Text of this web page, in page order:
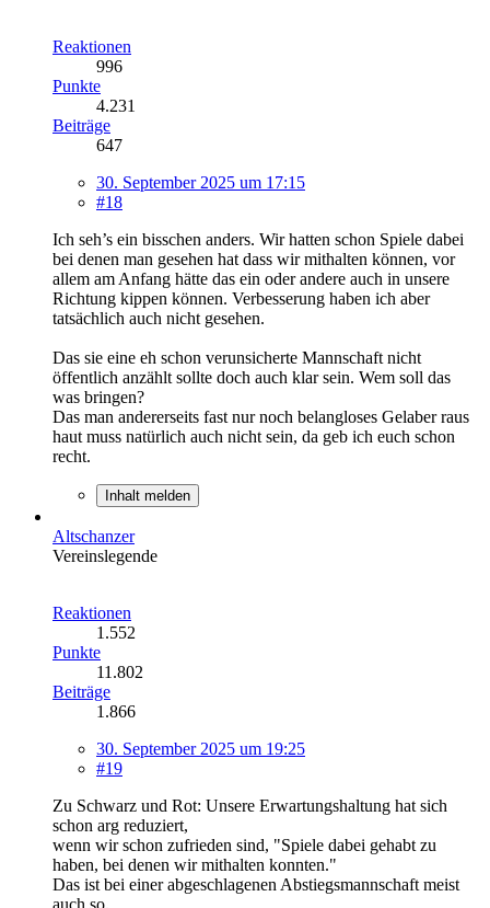
Reaktionen
996
Punkte
4.231
Beiträge
647
30. September 2025 um 17:15
#18
Ich seh’s ein bisschen anders. Wir hatten schon Spiele dabei
bei denen man gesehen hat dass wir mithalten können, vor
allem am Anfang hätte das ein oder andere auch in unsere
Richtung kippen können. Verbesserung haben ich aber
tatsächlich auch nicht gesehen.
Das sie eine eh schon verunsicherte Mannschaft nicht
öffentlich anzählt sollte doch auch klar sein. Wem soll das
was bringen?
Das man andererseits fast nur noch belangloses Gelaber raus
haut muss natürlich auch nicht sein, da geb ich euch schon
recht.
Inhalt melden
Altschanzer
Vereinslegende
Reaktionen
1.552
Punkte
11.802
Beiträge
1.866
30. September 2025 um 19:25
#19
Zu Schwarz und Rot: Unsere Erwartungshaltung hat sich
schon arg reduziert,
wenn wir schon zufrieden sind, "Spiele dabei gehabt zu
haben, bei denen wir mithalten konnten."
Das ist bei einer abgeschlagenen Abstiegsmannschaft meist
auch so.